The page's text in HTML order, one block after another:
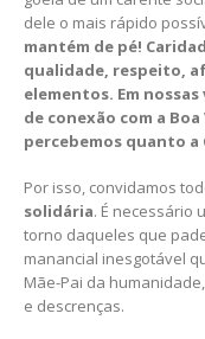
dele o mais rápido
mantém de pé!
qualidade, respeito,
elementos. Em
de conexão com a
percebemos quanto
Por isso, convidamos
solidária. É necessário
torno daqueles que
manancial inesgotável
Mãe-Pai da
e descrenças.